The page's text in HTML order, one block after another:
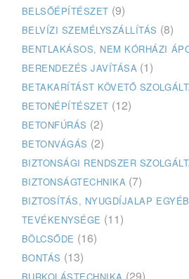
BELSŐÉPÍTÉSZET (9)
BELVÍZI SZEMÉLYSZÁLLÍTÁS (8)
BENTLAKÁSOS, NEM KÓRHÁZI
BERENDEZÉS JAVÍTÁSA (1)
BETAKARÍTÁST KÖVETŐ
BETONÉPÍTÉSZET (12)
BETONFÚRÁS (2)
BETONVÁGÁS (2)
BIZTONSÁGI RENDSZER
BIZTONSÁGTECHNIKA (7)
BIZTOSÍTÁS, NYUGDÍJALAP
TEVÉKENYSÉGE (11)
BÖLCSŐDE (16)
BONTÁS (13)